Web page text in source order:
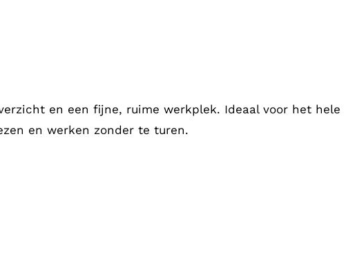
en een fijne, ruime werkplek. Ideaal voor het hele
en werken zonder te turen.